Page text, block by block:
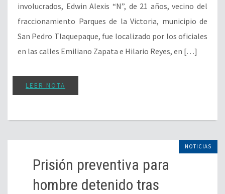
involucrados, Edwin Alexis “N”, de 21 años, vecino del
fraccionamiento Parques de la Victoria, municipio de
San Pedro Tlaquepaque, fue localizado por los oficiales
en las calles Emiliano Zapata e Hilario Reyes, en […]
LEER NOTA
NOTICIAS
Prisión preventiva para
hombre detenido tras